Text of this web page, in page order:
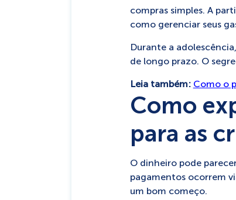
compras simples. A
como gerenciar seus
Durante a
de longo prazo. O
Leia também: Como o
Como
para as
O dinheiro pode
pagamentos ocorrem
um bom começo.